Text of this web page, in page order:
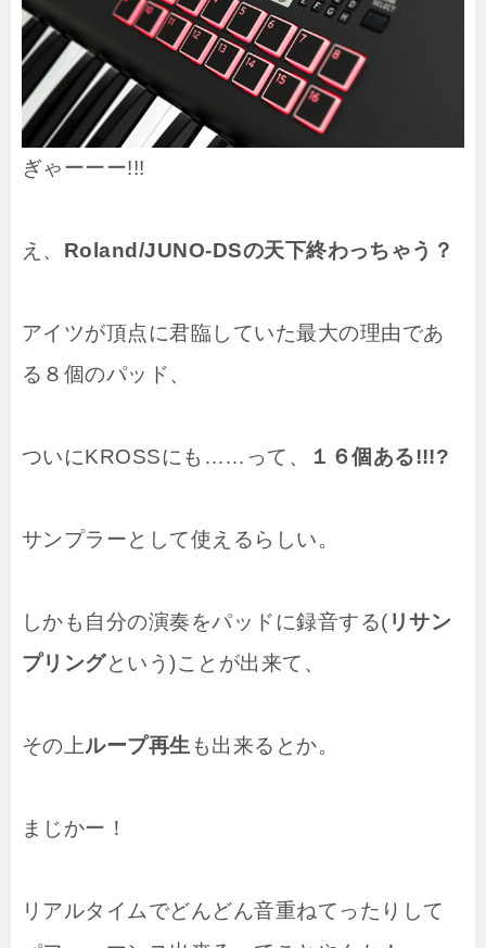
ぎゃーーー!!!
え、 Roland/JUNO-DSの天下終わっちゃう？
アイツが頂点に君臨していた最大の理由であ
る８個のパッド、
ついにKROSSにも……って、 １６個ある!!!?
サンプラーとして使えるらしい。
しかも自分の演奏をパッドに録音する( リサン
プリングという)ことが出来て、
その上ループ再生 も出来るとか。
まじかー！
リアルタイムでどんどん音重ねてったりして